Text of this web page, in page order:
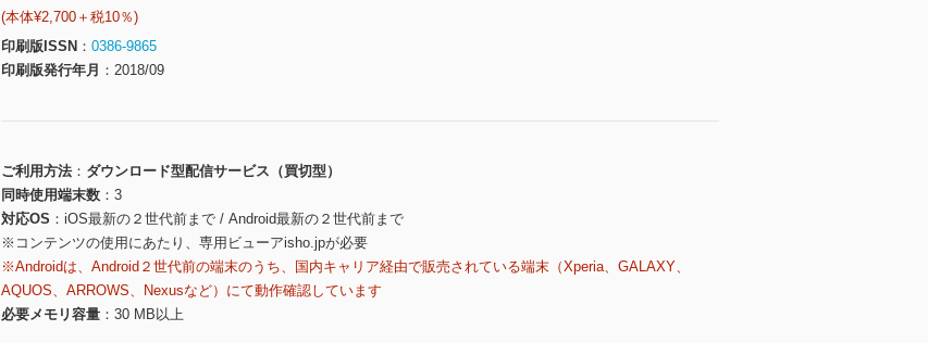
(本体¥2,700＋税10％)
印刷版ISSN
0386-9865
印刷版発行年月
2018/09
ご利用方法
ダウンロード型配信サービス（買切型）
同時使用端末数
3
対応OS
iOS最新の２世代前まで / Android最新の２世代前まで
※コンテンツの使用にあたり、専用ビューアisho.jpが必要
※Androidは、Android２世代前の端末のうち、国内キャリア経由で販売されている端末（Xperia、GALAXY、
AQUOS、ARROWS、Nexusなど）にて動作確認しています
必要メモリ容量
30 MB以上